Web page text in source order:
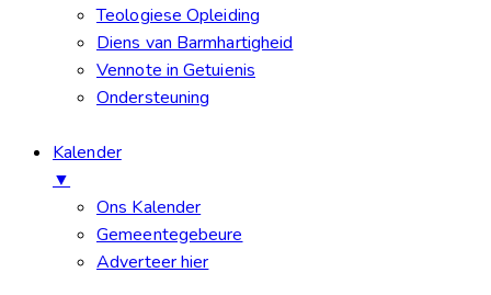
Teologiese Opleiding
Diens van Barmhartigheid
Vennote in Getuienis
Ondersteuning
Kalender
▼
Ons Kalender
Gemeentegebeure
Adverteer hier